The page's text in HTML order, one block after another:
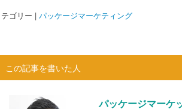
ゴリー | パッケージマーケティング
この記事を書いた人
パッケージマーケ